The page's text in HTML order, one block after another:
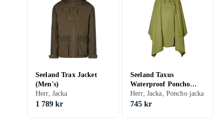
Seeland Trax Jacket
(Men's)
Herr, Jacka
1 789 kr
Seeland Taxus
Waterproof Poncho
(Herr)
Herr, Jacka, Poncho jacka
745 kr